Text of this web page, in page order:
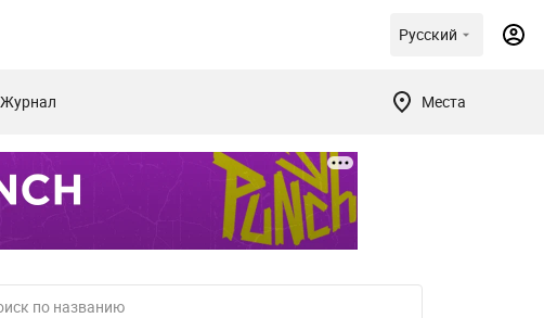
Русский
Журнал Места